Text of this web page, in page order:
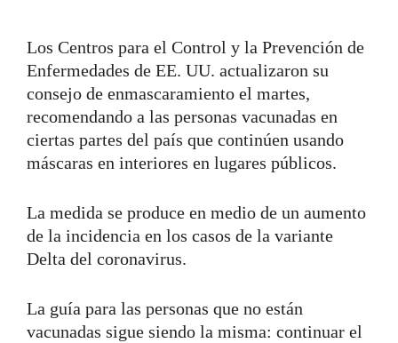
Los Centros para el Control y la Prevención de
Enfermedades de EE. UU. actualizaron su
consejo de enmascaramiento el martes,
recomendando a las personas vacunadas en
ciertas partes del país que continúen usando
máscaras en interiores en lugares públicos.
La medida se produce en medio de un aumento
de la incidencia en los casos de la variante
Delta del coronavirus.
La guía para las personas que no están
vacunadas sigue siendo la misma: continuar el